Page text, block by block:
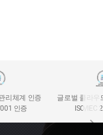
리체계 인증
인증
글로벌 클라우
ISO/IEC